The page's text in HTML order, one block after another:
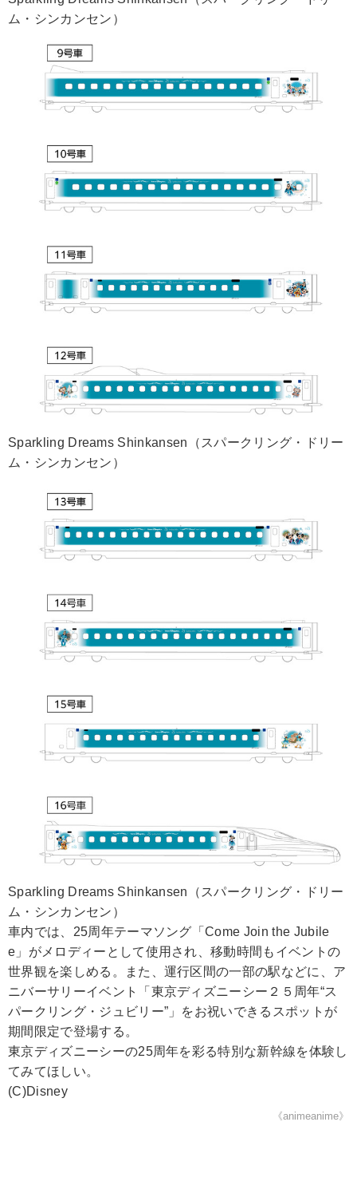
ム・シンカンセン）
Sparkling Dreams Shinkansen（スパークリング・ドリー
ム・シンカンセン）
Sparkling Dreams Shinkansen（スパークリング・ドリー
ム・シンカンセン）
車内では、25周年テーマソング「Come Join the Jubile
e」がメロディーとして使用され、移動時間もイベントの
世界観を楽しめる。また、運行区間の一部の駅などに、ア
ニバーサリーイベント「東京ディズニーシー２５周年“ス
パークリング・ジュビリー”」をお祝いできるスポットが
期間限定で登場する。
東京ディズニーシーの25周年を彩る特別な新幹線を体験し
てみてほしい。
(C)Disney
《animeanime》